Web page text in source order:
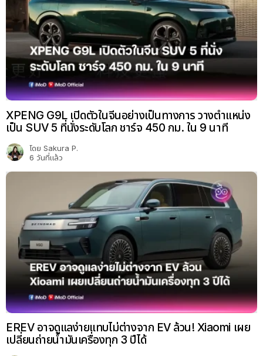
XPENG G9L เปิดตัวในจีนอย่างเป็นทางการ วางตำแหน่ง
เป็น SUV 5 ที่นั่งระดับโลก ชาร์จ 450 กม. ใน 9 นาที
โดย Sakura P.
6 วันที่แล้ว
EREV อาจดูแลง่ายแทบไม่ต่างจาก EV ล้วน! Xiaomi เผย
เปลี่ยนถ่ายน้ำมันเครื่องทุก 3 ปีได้